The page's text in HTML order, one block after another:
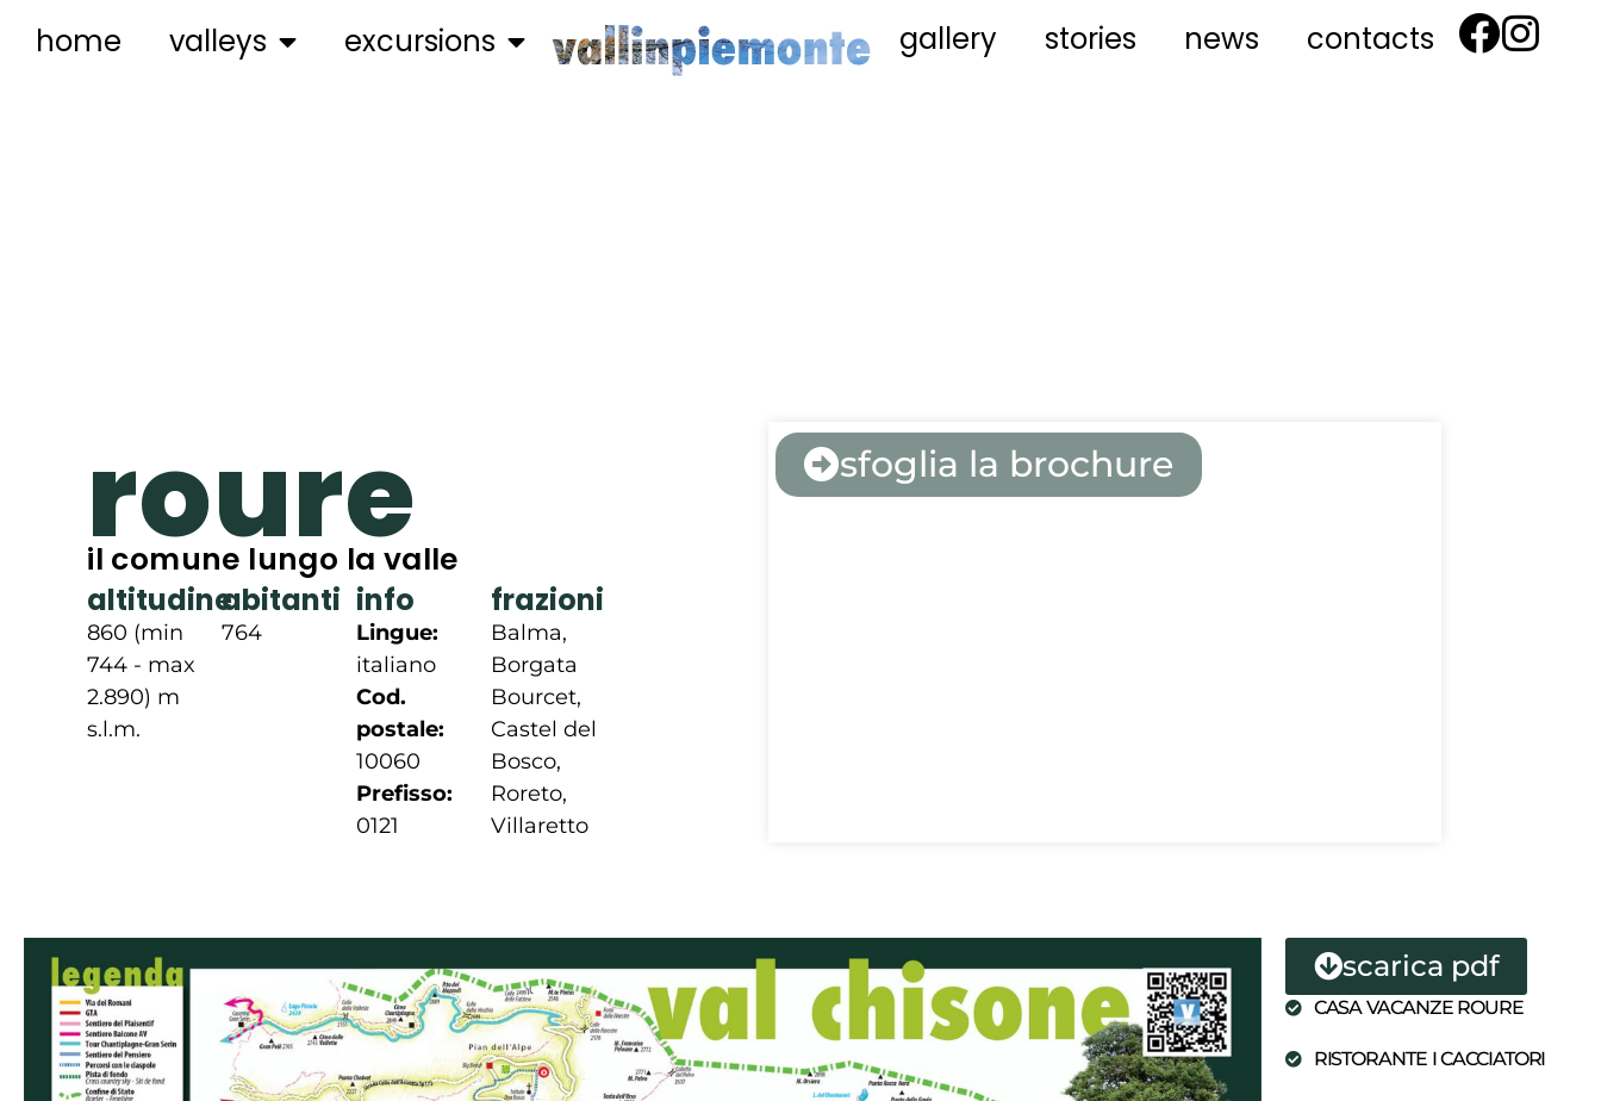
home valleys excursions gallery stories news contacts
roure
il comune lungo la valle
altitudine
860 (min
744 - max
2.890) m
s.l.m.
abitanti
764
info
Lingue:
italiano
Cod.
postale:
10060
Prefisso:
0121
frazioni
Balma,
Borgata
Bourcet,
Castel del
Bosco,
Roreto,
Villaretto
sfoglia la brochure
scarica pdf
CASA VACANZE ROURE
RISTORANTE I CACCIATORI